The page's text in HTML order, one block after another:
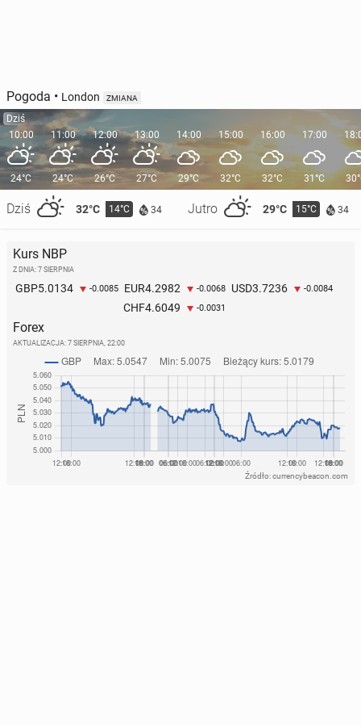
Pogoda • London ZMIANA
Dziś
10:00
24°C
Dziś 32°C 14°C 34 Jutro 29°C 15°C 34
11:00
24°C
12:00
26°C
13:00
27°C
14:00
29°C
15:00
32°C
16:00
32°C
17:00
31°C
Kurs NBP
Z DNIA: 7 SIERPNIA
GBP5.0134 -0.0085 EUR4.2982 -0.0068 USD3.7236 -0.0084
CHF4.6049 -0.0031
Forex
AKTUALIZACJA: 7 SIERPNIA, 22:00
Źródło: currencybeacon.com